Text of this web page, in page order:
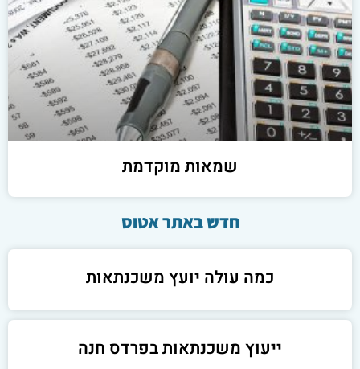
שמאות מוקדמת
חדש באתר אטוס
כמה עולה יועץ משכנתאות
ייעוץ משכנתאות בפרדס חנה